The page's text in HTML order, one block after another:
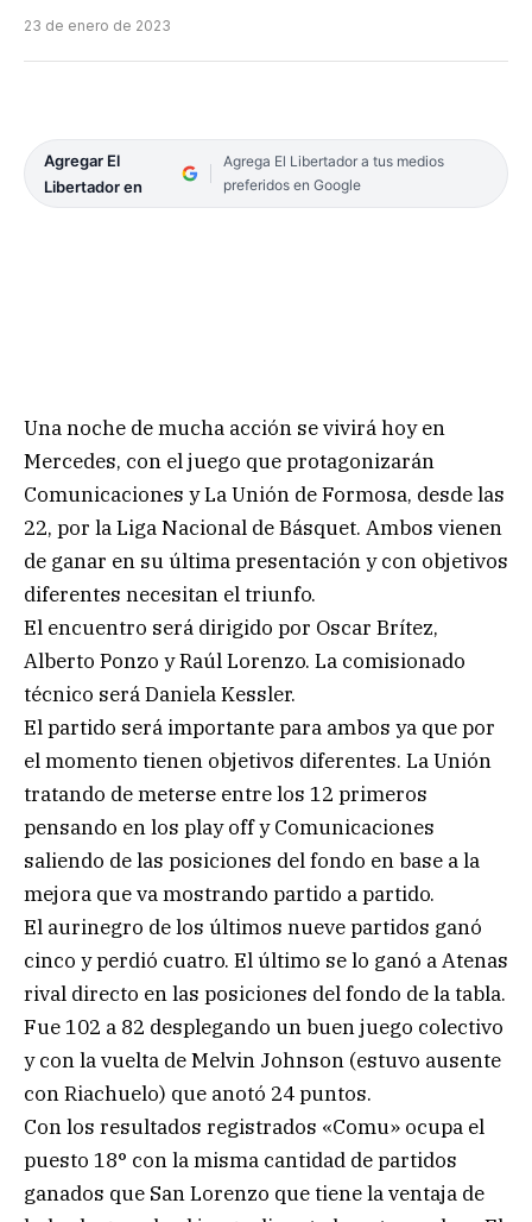
23 de enero de 2023
Agregar El
Libertador en
Agrega El Libertador a tus medios
preferidos en Google
Una noche de mucha acción se vivirá hoy en
Mercedes, con el juego que protagonizarán
Comunicaciones y La Unión de Formosa, desde las
22, por la Liga Nacional de Básquet. Ambos vienen
de ganar en su última presentación y con objetivos
diferentes necesitan el triunfo.
El encuentro será dirigido por Oscar Brítez,
Alberto Ponzo y Raúl Lorenzo. La comisionado
técnico será Daniela Kessler.
El partido será importante para ambos ya que por
el momento tienen objetivos diferentes. La Unión
tratando de meterse entre los 12 primeros
pensando en los play off y Comunicaciones
saliendo de las posiciones del fondo en base a la
mejora que va mostrando partido a partido.
El aurinegro de los últimos nueve partidos ganó
cinco y perdió cuatro. El último se lo ganó a Atenas
rival directo en las posiciones del fondo de la tabla.
Fue 102 a 82 desplegando un buen juego colectivo
y con la vuelta de Melvin Johnson (estuvo ausente
con Riachuelo) que anotó 24 puntos.
Con los resultados registrados «Comu» ocupa el
puesto 18° con la misma cantidad de partidos
ganados que San Lorenzo que tiene la ventaja de